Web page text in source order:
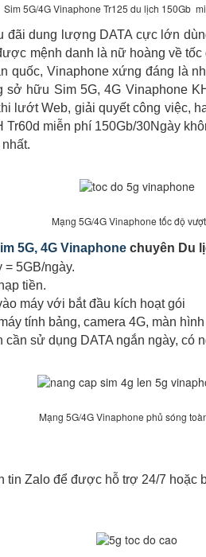
Sim 5G/4G Vinaphone Tr125 du lịch 150Gb
đãi dung lượng DATA cực lớn
mệnh danh là nữ hoàng về
quốc, Vinaphone xứng đáng là
sở hữu Sim 5G, 4G Vinaphone
lướt Web, giải quyết công việc,
Tr60d miễn phí 150Gb/30Ngày
Mạng 5G/4G Vinaphone tốc độ
5G, 4G Vinaphone chuyên Du
= 5GB/ngày.
tiền.
máy với bắt đầu kích hoạt gói
tính bảng, camera 4G, màn
sử dụng DATA ngắn ngày, có
Mạng 5G/4G Vinaphone phủ sóng
tin Zalo để được hỗ trợ 24/7 hoặc